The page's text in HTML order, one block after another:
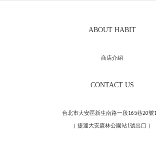
ABOUT HABIT
商店介紹
CONTACT US
台北市大安區新生南路一段165巷20號
（ 捷運大安森林公園站1號出口 ）